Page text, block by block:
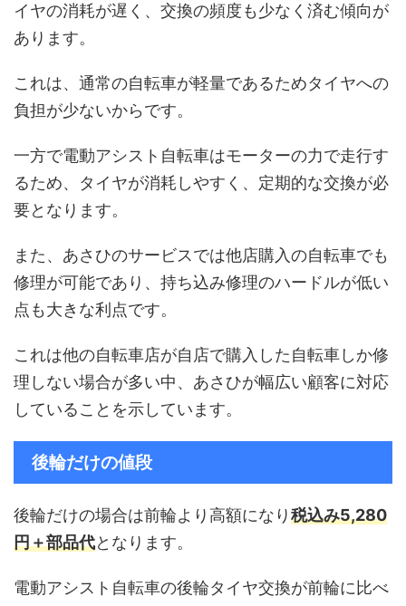
イヤの消耗が遅く、交換の頻度も少なく済む傾向が
あります。
これは、通常の自転車が軽量であるためタイヤへの
負担が少ないからです。
一方で電動アシスト自転車はモーターの力で走行す
るため、タイヤが消耗しやすく、定期的な交換が必
要となります。
また、あさひのサービスでは他店購入の自転車でも
修理が可能であり、持ち込み修理のハードルが低い
点も大きな利点です。
これは他の自転車店が自店で購入した自転車しか修
理しない場合が多い中、あさひが幅広い顧客に対応
していることを示しています。
後輪だけの値段
後輪だけの場合は前輪より高額になり税込み5,280
円＋部品代となります。
電動アシスト自転車の後輪タイヤ交換が前輪に比べ